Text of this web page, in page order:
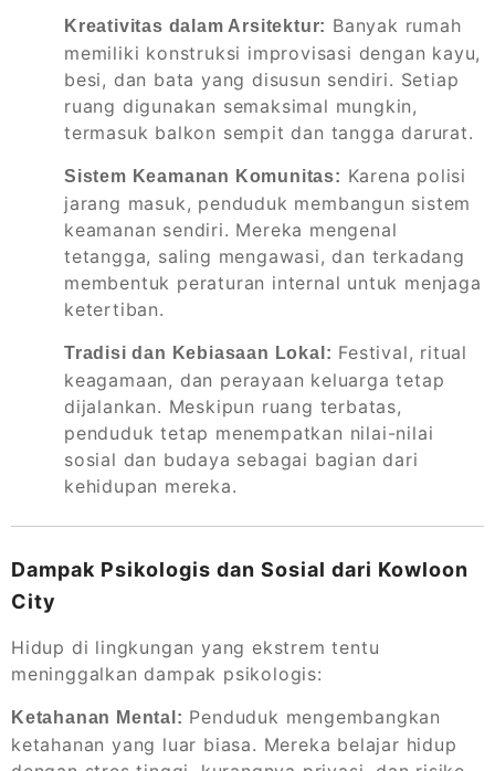
Kreativitas dalam Arsitektur: Banyak rumah
memiliki konstruksi improvisasi dengan kayu,
besi, dan bata yang disusun sendiri. Setiap
ruang digunakan semaksimal mungkin,
termasuk balkon sempit dan tangga darurat.
Sistem Keamanan Komunitas: Karena polisi
jarang masuk, penduduk membangun sistem
keamanan sendiri. Mereka mengenal
tetangga, saling mengawasi, dan terkadang
membentuk peraturan internal untuk menjaga
ketertiban.
Tradisi dan Kebiasaan Lokal: Festival, ritual
keagamaan, dan perayaan keluarga tetap
dijalankan. Meskipun ruang terbatas,
penduduk tetap menempatkan nilai-nilai
sosial dan budaya sebagai bagian dari
kehidupan mereka.
Dampak Psikologis dan Sosial dari Kowloon
City
Hidup di lingkungan yang ekstrem tentu
meninggalkan dampak psikologis:
Ketahanan Mental: Penduduk mengembangkan
ketahanan yang luar biasa. Mereka belajar hidup